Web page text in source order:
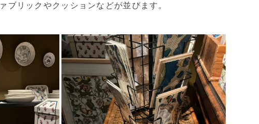
ブリックやクッションなどが並びます。